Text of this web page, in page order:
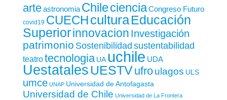
arteastronomia Chileciencia Congreso Futuro
covid19 CUECHculturaEducación
Superiorinnovacion Investigación
patrimonio Sostenibilidad sustentabilidad
teatrotecnologia UA uchile UDA
Uestatales UESTVufroulagos ULS
umce UNAP Universidad de Antofagasta
Universidad de Chile Universidad de La Frontera